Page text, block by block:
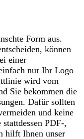
Form aus.
können
einer
nur Ihr Logo
wird vom
Sie bekommen die
Dafür sollten
und keine
PDF-,
hilft Ihnen unser